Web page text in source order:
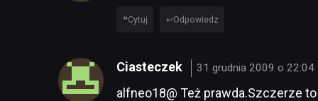
Cytuj Odpowiedz
Ciasteczek 31 grudnia 2009 o 22:04
alfneo18@ Też prawda.Szczerze